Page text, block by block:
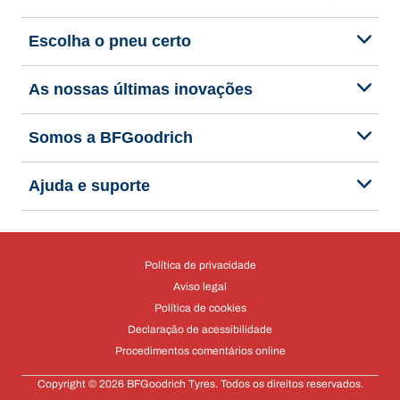
Escolha o pneu certo
As nossas últimas inovações
Somos a BFGoodrich
Ajuda e suporte
Política de privacidade
Aviso legal
Política de cookies
Declaração de acessibilidade
Procedimentos comentários online
Copyright © 2026 BFGoodrich Tyres. Todos os direitos reservados.